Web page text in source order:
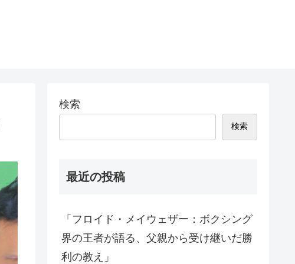
検索
検索
最近の投稿
「フロイド・メイウェザー：ボクシング
界の王者が語る、父親から受け継いだ勝
利の教え」